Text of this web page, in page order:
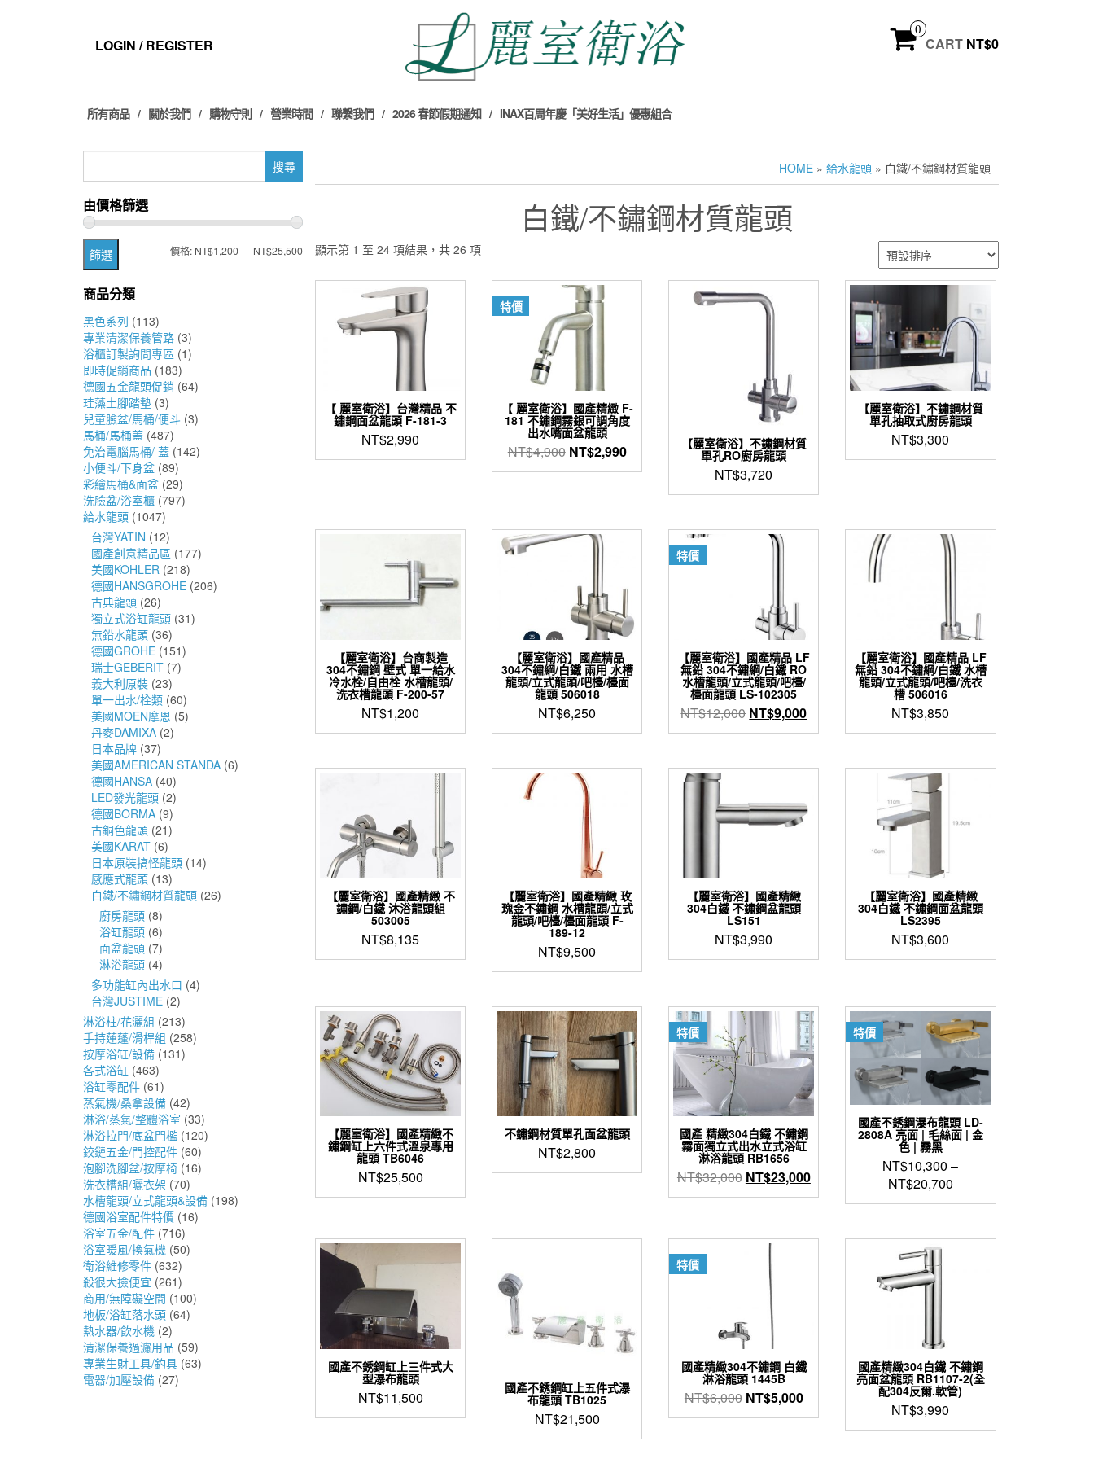
LOGIN / REGISTER
0
CART NT$0
所有商品 關於我們 購物守則 營業時間 聯繫我們 2026 春節假期通知 INAX百周年慶「美好生活」優惠組合
鍵
字:
由價格篩選
最最
篩選 價格: NT$1,200—NT$25,500
商品分類
黑色系列 (113)
專業清潔保養管路 (3)
浴櫃訂製詢問專區 (1)
即時促銷商品 (183)
德國五金龍頭促銷 (64)
珪藻土腳踏墊 (3)
兒童臉盆/馬桶/便斗 (3)
馬桶/馬桶蓋 (487)
免治電腦馬桶/ 蓋 (142)
小便斗/下身盆 (89)
彩繪馬桶&面盆 (29)
洗臉盆/浴室櫃 (797)
給水龍頭 (1047)
台灣YATIN (12)
國產創意精品區 (177)
美國KOHLER (218)
德國HANSGROHE (206)
古典龍頭 (26)
獨立式浴缸龍頭 (31)
無鉛水龍頭 (36)
德國GROHE (151)
瑞士GEBERIT (7)
義大利原裝 (23)
單一出水/栓類 (60)
美國MOEN摩恩 (5)
丹麥DAMIXA (2)
日本品牌 (37)
美國AMERICAN STANDA (6)
德國HANSA (40)
LED發光龍頭 (2)
德國BORMA (9)
古銅色龍頭 (21)
美國KARAT (6)
日本原裝搞怪龍頭 (14)
感應式龍頭 (13)
白鐵/不鏽鋼材質龍頭 (26)
廚房龍頭 (8)
浴缸龍頭 (6)
面盆龍頭 (7)
淋浴龍頭 (4)
多功能缸內出水口 (4)
台灣JUSTIME (2)
淋浴柱/花灑組 (213)
手持蓮蓬/滑桿組 (258)
按摩浴缸/設備 (131)
各式浴缸 (463)
浴缸零配件 (61)
蒸氣機/桑拿設備 (42)
淋浴/蒸氣/整體浴室 (33)
淋浴拉門/底盆門檻 (120)
鉸鏈五金/門控配件 (60)
泡腳洗腳盆/按摩椅 (16)
洗衣槽組/曬衣架 (70)
水槽龍頭/立式龍頭&設備 (198)
德國浴室配件特價 (16)
浴室五金/配件 (716)
浴室暖風/換氣機 (50)
衛浴維修零件 (632)
殺很大撿便宜 (261)
商用/無障礙空間 (100)
地板/浴缸落水頭 (64)
熱水器/飲水機 (2)
清潔保養過濾用品 (59)
專業生財工具/釣具 (63)
電器/加壓設備 (27)
HOME » 給水龍頭 » 白鐵/不鏽鋼材質龍頭
白鐵/不鏽鋼材質龍頭
顯示第 1 至 24 項結果，共 26 項
【 麗室衛浴】台灣精品 不
鏽鋼面盆龍頭 F-181-3
NT$2,990
特價
【 麗室衛浴】國產精緻 F-
181 不鏽鋼霧銀可調角度
出水嘴面盆龍頭
NT$4,900 原
始
NT$2,990目
前
【麗室衛浴】不鏽鋼材質
單孔RO廚房龍頭
NT$3,720
【麗室衛浴】不鏽鋼材質
單孔抽取式廚房龍頭
NT$3,300
【麗室衛浴】台商製造
304不鏽鋼 壁式 單一給水
冷水栓/自由栓 水槽龍頭/
洗衣槽龍頭 F-200-57
NT$1,200
【麗室衛浴】國產精品
304不鏽綱/白鐵 兩用 水槽
龍頭/立式龍頭/吧檯/檯面
龍頭 506018
NT$6,250
特價
【麗室衛浴】國產精品 LF
無鉛 304不鏽綱/白鐵 RO
水槽龍頭/立式龍頭/吧檯/
檯面龍頭 LS-102305
NT$12,000 原
始
格：
NT$9,000目
前
格：
【麗室衛浴】國產精品 LF
無鉛 304不鏽綱/白鐵 水槽
龍頭/立式龍頭/吧檯/洗衣
槽 506016
NT$3,850
【麗室衛浴】國產精緻 不
鏽鋼/白鐵 沐浴龍頭組
503005
NT$8,135
【麗室衛浴】國產精緻 玫
瑰金不鏽鋼 水槽龍頭/立式
龍頭/吧檯/檯面龍頭 F-
189-12
NT$9,500
【麗室衛浴】國產精緻
304白鐵 不鏽鋼盆龍頭
LS151
NT$3,990
【麗室衛浴】國產精緻
304白鐵 不鏽鋼面盆龍頭
LS2395
NT$3,600
【麗室衛浴】國產精緻不
鏽鋼缸上六件式溫泉專用
龍頭 TB6046
NT$25,500
不鏽鋼材質單孔面盆龍頭
NT$2,800
特價
國產 精緻304白鐵 不鏽鋼
霧面獨立式出水立式浴缸
淋浴龍頭 RB1656
NT$32,000 原
始
NT$32,000。
NT$23,000目
前
特價
國產不銹鋼瀑布龍頭 LD-
2808A 亮面 | 毛絲面 | 金
色 | 霧黑
NT$10,300 –
NT$20,700
此
品
有
多
種
可
在
產
品
頁
面
選
國產不銹鋼缸上三件式大
型瀑布龍頭
NT$11,500
國產不銹鋼缸上五件式瀑
布龍頭 TB1025
NT$21,500
特價
國產精緻304不鏽鋼 白鐵
淋浴龍頭 1445B
NT$6,000 原
始
NT$5,000目
前
國產精緻304白鐵 不鏽鋼
亮面盆龍頭 RB1107-2(全
配304反爾.軟管)
NT$3,990